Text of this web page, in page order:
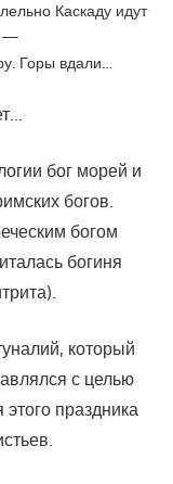
Каскаду идут
—
Горы вдали…
бог морей и
богов.
богом
богиня
который
с целью
праздника